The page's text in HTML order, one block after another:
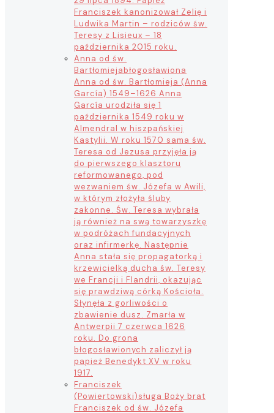
Franciszek kanonizował Zelię i
Ludwika Martin – rodziców św.
Teresy z Lisieux – 18
października 2015 roku.
Anna od św.
Bartłomiejabłogosławiona
Anna od św. Bartłomieja (Anna
García) 1549–1626 Anna
García urodziła się 1
października 1549 roku w
Almendral w hiszpańskiej
Kastylii. W roku 1570 sama św.
Teresa od Jezusa przyjęła ją
do pierwszego klasztoru
reformowanego, pod
wezwaniem św. Józefa w Awili,
w którym złożyła śluby
zakonne. Św. Teresa wybrała
ją również na swą towarzyszkę
w podróżach fundacyjnych
oraz infirmerkę. Następnie
Anna stała się propagatorką i
krzewicielką ducha św. Teresy
we Francji i Flandrii, okazując
się prawdziwą córką Kościoła.
Słynęła z gorliwości o
zbawienie dusz. Zmarła w
Antwerpii 7 czerwca 1626
roku. Do grona
błogosławionych zaliczył ją
papież Benedykt XV w roku
1917.
Franciszek
(Powiertowski)sługa Boży brat
Franciszek od św. Józefa